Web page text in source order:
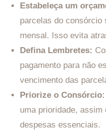
Estabeleça um
parcelas do consórcio
mensal. Isso evita
Defina Lembretes:
pagamento para não
vencimento das
Priorize o Consórcio:
uma prioridade,
despesas essenciais.